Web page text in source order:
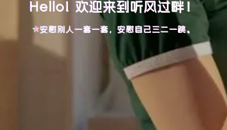
Hello! 欢迎来到听风过畔！
安慰别人一套一套，安慰自己三二一跳。